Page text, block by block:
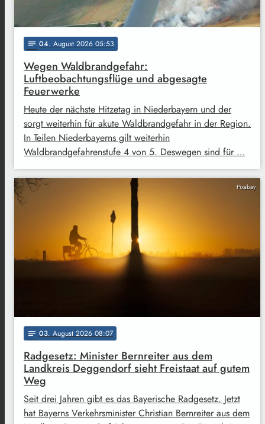
notes 04. August 2026 05:53
Wegen Waldbrandgefahr:
Luftbeobachtungsflüge und abgesagte
Feuerwerke
Heute der nächste Hitzetag in Niederbayern und der
sorgt weiterhin für akute Waldbrandgefahr in der Region.
In Teilen Niederbayerns gilt weiterhin
Waldbrandgefahrenstufe 4 von 5. Deswegen sind für …
Pixabay
notes 03. August 2026 08:07
Radgesetz: Minister Bernreiter aus dem
Landkreis Deggendorf sieht Freistaat auf gutem
Weg
Seit drei Jahren gibt es das Bayerische Radgesetz. Jetzt
hat Bayerns Verkehrsminister Christian Bernreiter aus dem